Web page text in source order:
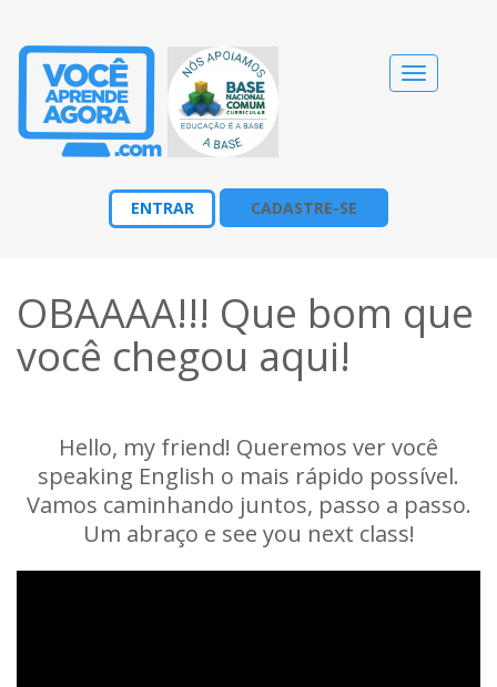
Alternar
navegação
ENTRAR CADASTRE-SE
OBAAAA!!! Que bom que
você chegou aqui!
Hello, my friend! Queremos ver você
speaking English o mais rápido possível.
Vamos caminhando juntos, passo a passo.
Um abraço e see you next class!